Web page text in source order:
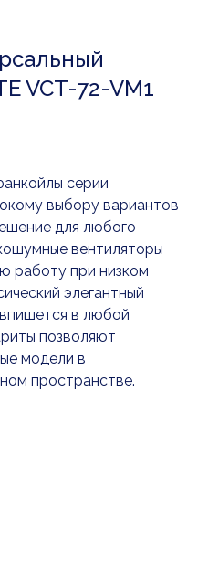
VCT-72-VM1
серии
выбору вариантов
для любого
вентиляторы
работу при низком
элегантный
в любой
позволяют
модели в
пространстве.